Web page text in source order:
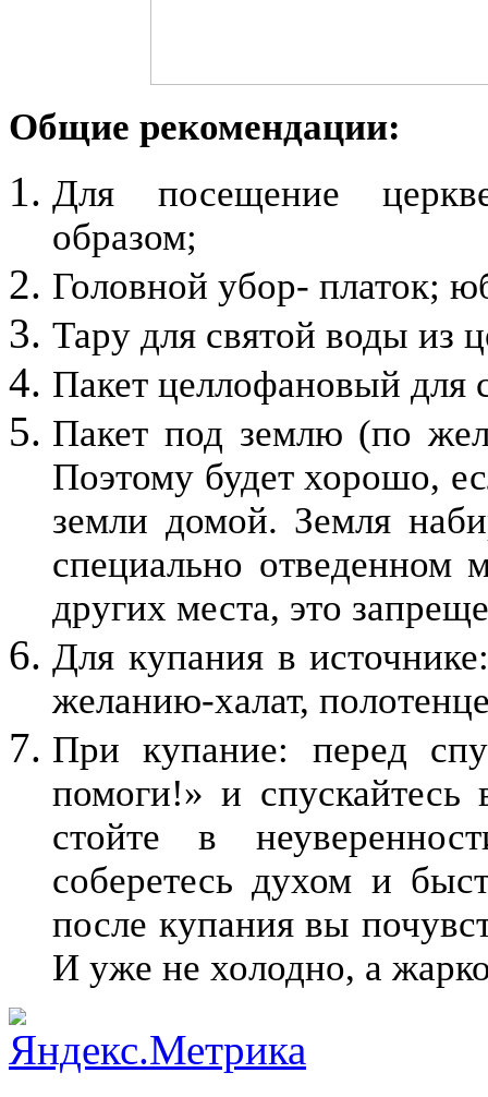
Общие рекомендации:
Для посещение
образом;
Головной убор- платок;
Тару для святой воды из
Пакет целлофановый
Пакет под землю (по
Поэтому будет хорошо,
земли домой. Земля
специально отведенном
других места, это
Для купания в
желанию-халат,
При купание: перед
помоги!» и
стойте в
соберетесь духом и
после купания вы
И уже не холодно, а